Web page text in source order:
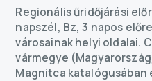
Regionális űridőjárási
napszél, Bz, 3 napos
városainak helyi oldalai.
vármegye
Magnitca katalógusában